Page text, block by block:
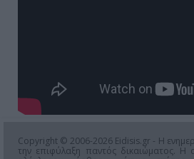
Copyright © 2006-2026 Eidisis.gr - Η
την επιφύλαξη παντός δικαιώματος. Η